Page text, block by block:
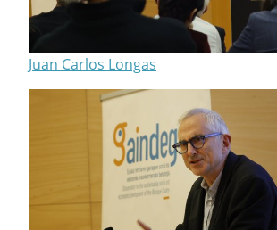
Juan Carlos Longas